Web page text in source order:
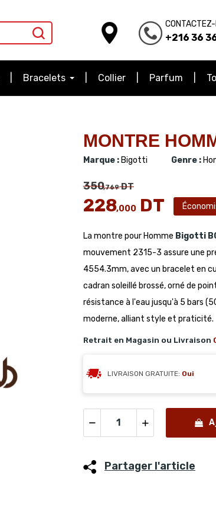
+216 36
Bracelets Collier Parfum
MONTRE
Marque : Bigotti Genre :
350,769DT
228,000 DT
La montre pour Homme Bigotti
mouvement 2315-3 assure une
4554.3mm, avec un bracelet en
cadran soleillé brossé, orné de
résistance à l'eau jusqu'à 5 bars
moderne, alliant style et praticité.
Retrait en Magasin ou Livraison
LIVRAISON GRATUITE: Oui
Partager l'article